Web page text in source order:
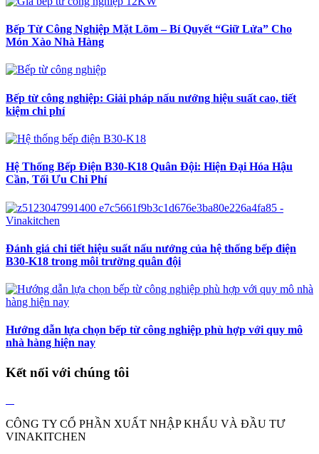
Bếp Từ Công Nghiệp Mặt Lõm – Bí Quyết “Giữ Lửa” Cho
Món Xào Nhà Hàng
Bếp từ công nghiệp: Giải pháp nấu nướng hiệu suất cao, tiết
kiệm chi phí
Hệ Thống Bếp Điện B30-K18 Quân Đội: Hiện Đại Hóa Hậu
Cần, Tối Ưu Chi Phí
Đánh giá chi tiết hiệu suất nấu nướng của hệ thống bếp điện
B30-K18 trong môi trường quân đội
Hướng dẫn lựa chọn bếp từ công nghiệp phù hợp với quy mô
nhà hàng hiện nay
Kết nối với chúng tôi
CÔNG TY CỔ PHẦN XUẤT NHẬP KHẨU VÀ ĐẦU TƯ
VINAKITCHEN